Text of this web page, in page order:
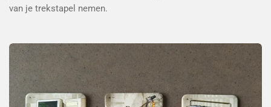
van je trekstapel nemen.